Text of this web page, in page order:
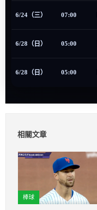
6/24（三） 07:00
6/28（日） 05:00
6/28（日） 05:00
相關文章
棒球